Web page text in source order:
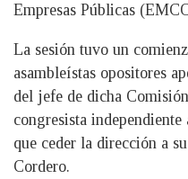
Empresas Públicas
La sesión tuvo un
asambleístas opositores
del jefe de dicha
congresista
que ceder la dirección a
Cordero.